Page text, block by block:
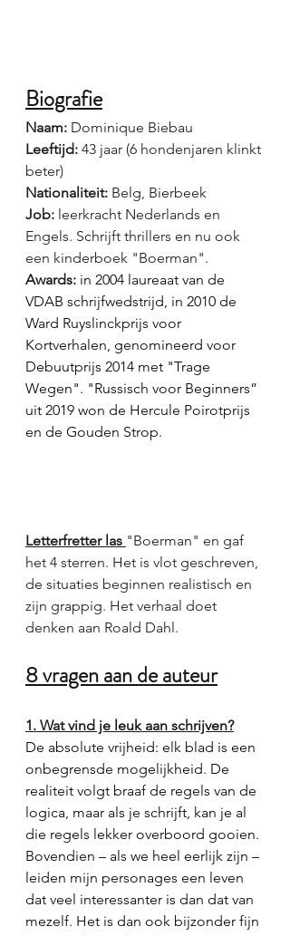
Biografie
Naam: Dominique Biebau
Leeftijd: 43 jaar (6 hondenjaren klinkt
beter)
Nationaliteit: Belg, Bierbeek
Job: leerkracht Nederlands en
Engels. Schrijft thrillers en nu ook
een kinderboek "Boerman".
Awards: in 2004 laureaat van de
VDAB schrijfwedstrijd, in 2010 de
Ward Ruyslinckprijs voor
Kortverhalen, genomineerd voor
Debuutprijs 2014 met "Trage
Wegen". "Russisch voor Beginners”
uit 2019 won de Hercule Poirotprijs
en de Gouden Strop.
Letterfretter las "Boerman" en gaf
het 4 sterren. Het is vlot geschreven,
de situaties beginnen realistisch en
zijn grappig. Het verhaal doet
denken aan Roald Dahl.
8 vragen aan de auteur
1. Wat vind je leuk aan schrijven?
De absolute vrijheid: elk blad is een
onbegrensde mogelijkheid. De
realiteit volgt braaf de regels van de
logica, maar als je schrijft, kan je al
die regels lekker overboord gooien.
Bovendien – als we heel eerlijk zijn –
leiden mijn personages een leven
dat veel interessanter is dan dat van
mezelf. Het is dan ook bijzonder fijn